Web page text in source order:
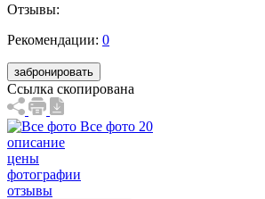
Отзывы:
Рекомендации: 0
забронировать
Ссылка скопирована
Все фото 20
описание
цены
фотографии
отзывы